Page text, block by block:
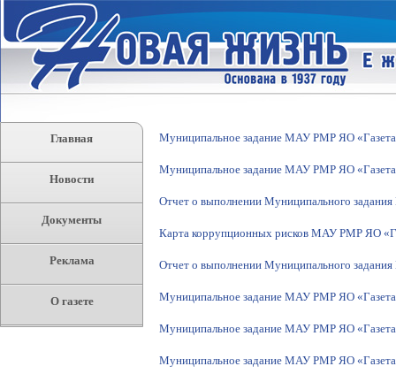
Главная
Новости
Документы
Реклама
О газете
Муниципальное задание МАУ РМР ЯО «Газета
Муниципальное задание МАУ РМР ЯО «Газета
Отчет о выполнении Муниципального
Карта коррупционных рисков МАУ РМР ЯО
Отчет о выполнении Муниципального
Муниципальное задание МАУ РМР ЯО «Газета
Муниципальное задание МАУ РМР ЯО «Газета
Муниципальное задание МАУ РМР ЯО «Газета